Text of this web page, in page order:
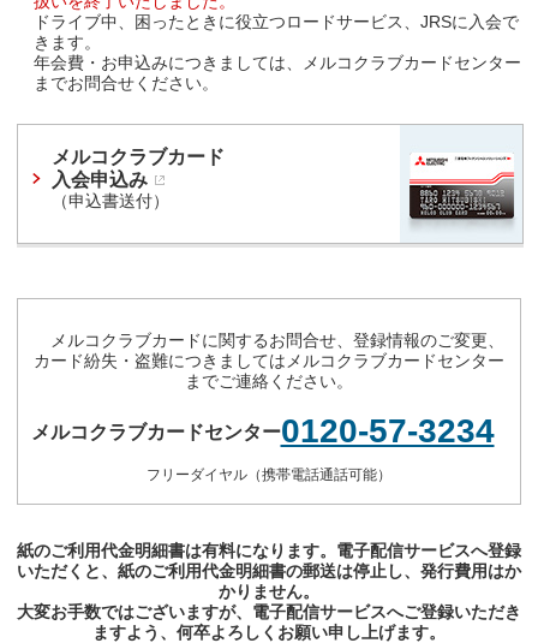
ドライブ中、困ったときに役立つロードサービス、JRSに入会で
きます。
年会費・お申込みにつきましては、メルコクラブカードセンター
までお問合せください。
メルコクラブカード
入会申込み
（申込書送付）
メルコクラブカードに関するお問合せ、登録情報のご変更、
カード紛失・盗難につきましてはメルコクラブカードセンター
までご連絡ください。
メルコクラブカードセンター0120-57-3234
フリーダイヤル（携帯電話通話可能）
紙のご利用代金明細書は有料になります。電子配信サービスへ登録
いただくと、紙のご利用代金明細書の郵送は停止し、発行費用はか
かりません。
大変お手数ではございますが、電子配信サービスへご登録いただき
ますよう、何卒よろしくお願い申し上げます。